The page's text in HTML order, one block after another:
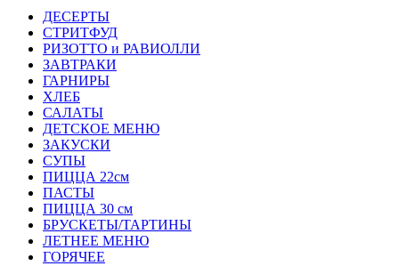
ДЕСЕРТЫ
СТРИТФУД
РИЗОТТО и РАВИОЛЛИ
ЗАВТРАКИ
ГАРНИРЫ
ХЛЕБ
САЛАТЫ
ДЕТСКОЕ МЕНЮ
ЗАКУСКИ
СУПЫ
ПИЦЦА 22см
ПАСТЫ
ПИЦЦА 30 см
БРУСКЕТЫ/ТАРТИНЫ
ЛЕТНЕЕ МЕНЮ
ГОРЯЧЕЕ